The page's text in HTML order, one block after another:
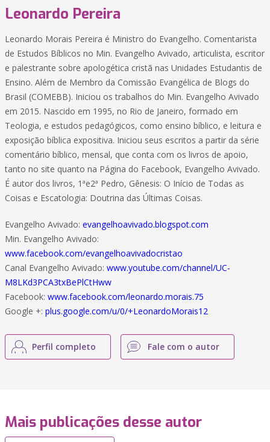
Leonardo Pereira
Leonardo Morais Pereira é Ministro do Evangelho. Comentarista
de Estudos Bíblicos no Min. Evangelho Avivado, articulista, escritor
e palestrante sobre apologética cristã nas Unidades Estudantis de
Ensino. Além de Membro da Comissão Evangélica de Blogs do
Brasil (COMEBB). Iniciou os trabalhos do Min. Evangelho Avivado
em 2015. Nascido em 1995, no Rio de Janeiro, formado em
Teologia, e estudos pedagógicos, como ensino bíblico, e leitura e
exposição bíblica expositiva. Iniciou seus escritos a partir da série
comentário bíblico, mensal, que conta com os livros de apoio,
tanto no site quanto na Página do Facebook, Evangelho Avivado.
É autor dos livros, 1ªe2ª Pedro, Gênesis: O Início de Todas as
Coisas e Escatologia: Doutrina das Últimas Coisas.
Evangelho Avivado: evangelhoavivado.blogspot.com
Min. Evangelho Avivado:
www.facebook.com/evangelhoavivadocristao
Canal Evangelho Avivado: www.youtube.com/channel/UC-
M8LKd3PCA3txBePlCtHww
Facebook: www.facebook.com/leonardo.morais.75
Google +: plus.google.com/u/0/+LeonardoMorais12
Perfil completo Fale com o autor
Mais publicações desse autor